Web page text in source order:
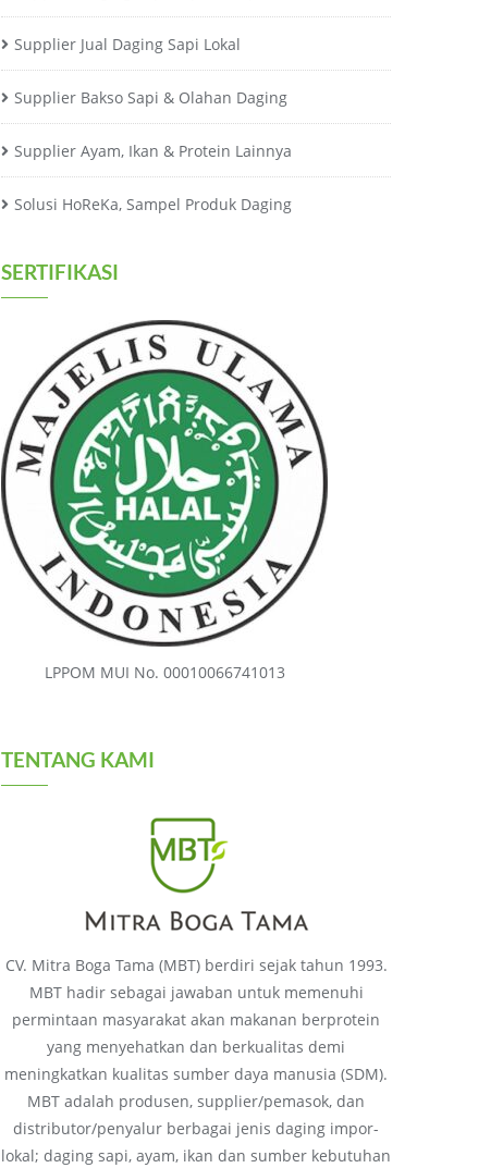
Supplier Jual Daging Sapi Lokal
Supplier Bakso Sapi & Olahan Daging
Supplier Ayam, Ikan & Protein Lainnya
Solusi HoReKa, Sampel Produk Daging
SERTIFIKASI
LPPOM MUI No. 00010066741013
TENTANG KAMI
CV. Mitra Boga Tama (MBT) berdiri sejak tahun 1993.
MBT hadir sebagai jawaban untuk memenuhi
permintaan masyarakat akan makanan berprotein
yang menyehatkan dan berkualitas demi
meningkatkan kualitas sumber daya manusia (SDM).
MBT adalah produsen, supplier/pemasok, dan
distributor/penyalur berbagai jenis daging impor-
lokal; daging sapi, ayam, ikan dan sumber kebutuhan